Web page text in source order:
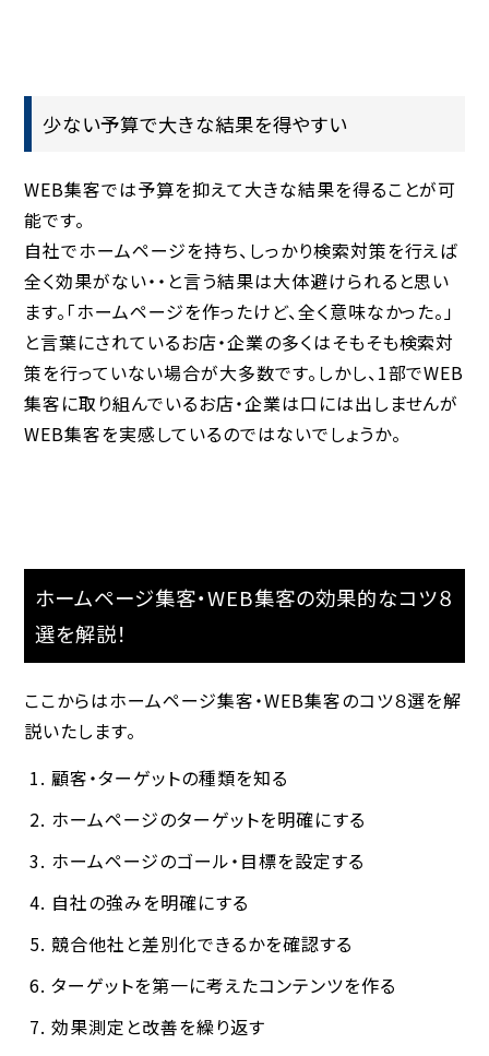
少ない予算で大きな結果を得やすい
WEB集客では予算を抑えて大きな結果を得ることが可
能です。
自社でホームページを持ち、しっかり検索対策を行えば
全く効果がない・・と言う結果は大体避けられると思い
ます。「ホームページを作ったけど、全く意味なかった。」
と言葉にされているお店・企業の多くはそもそも検索対
策を行っていない場合が大多数です。しかし、1部でWEB
集客に取り組んでいるお店・企業は口には出しませんが
WEB集客を実感しているのではないでしょうか。
ホームページ集客・WEB集客の効果的なコツ８
選を解説！
ここからはホームページ集客・WEB集客のコツ８選を解
説いたします。
顧客・ターゲットの種類を知る
ホームページのターゲットを明確にする
ホームページのゴール・目標を設定する
自社の強みを明確にする
競合他社と差別化できるかを確認する
ターゲットを第一に考えたコンテンツを作る
効果測定と改善を繰り返す